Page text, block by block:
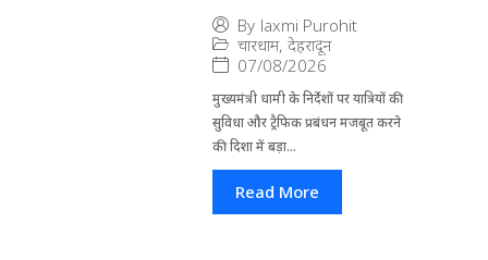
By laxmi Purohit
चारधाम, देहरादून
07/08/2026
मुख्यमंत्री धामी के निर्देशों पर यात्रियों की
सुविधा और ट्रैफिक प्रबंधन मजबूत करने
की दिशा में बड़ा...
Read More